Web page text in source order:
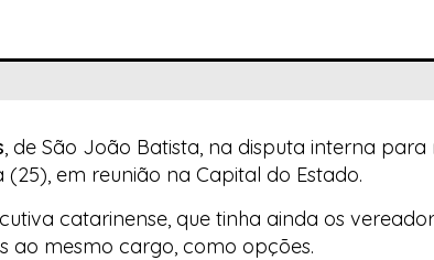
, de São João Batista, na disputa interna
em reunião na Capital do Estado.
catarinense, que tinha ainda os
ao mesmo cargo, como opções.